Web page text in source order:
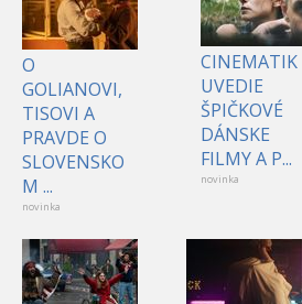
O
GOLIANOVI,
TISOVI A
PRAVDE O
SLOVENSKO
M ...
novinka
CINEMATIK
UVEDIE
ŠPIČKOVÉ
DÁNSKE
FILMY A P...
novinka